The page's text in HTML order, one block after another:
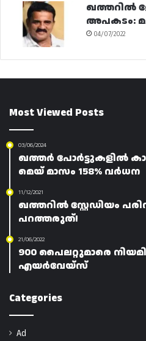
ഖത്തറിൽ
അപകടം:
04/07/2022
Most Viewed Posts
03/06/2024
ഖത്തർ പോർട്ടുകളിൽ
മെയ് മാസം 158% വർധന
11/12/2021
ഖത്തറിൽ സ്റ്റേഡിയം
പറത്തരുത്!
21/06/2022
900 പൈലറ്റുമാരെ
എയർവേയ്‌സ്
Categories
Ad